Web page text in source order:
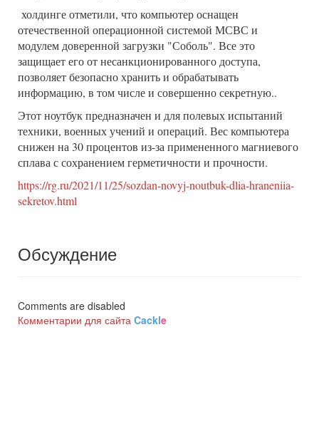
холдинге отметили, что компьютер оснащен
отечественной операционной системой МСВС и
модулем доверенной загрузки "Соболь". Все это
защищает его от несанкционированного доступа,
позволяет безопасно хранить и обрабатывать
информацию, в том числе и совершенно секретную..
Этот ноутбук предназначен и для полевых испытаний
техники, военных учений и операций. Вес компьютера
снижен на 30 процентов из-за примененного магниевого
сплава с сохранением герметичности и прочности.
https://rg.ru/2021/11/25/sozdan-novyj-noutbuk-dlia-hraneniia-
sekretov.html
Обсуждение
Comments are disabled
Комментарии для сайта Cackle